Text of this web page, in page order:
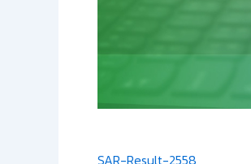
SAR-Result-2558